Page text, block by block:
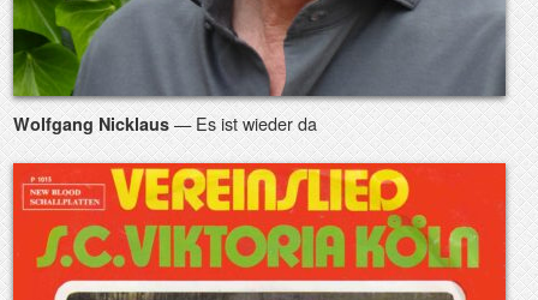
Wolfgang Nicklaus— Es ist wieder da